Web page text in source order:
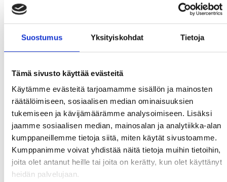
Suostumus Yksityiskohdat Tietoja
Tämä sivusto käyttää evästeitä
Käytämme evästeitä tarjoamamme sisällön ja mainosten
räätälöimiseen, sosiaalisen median ominaisuuksien
tukemiseen ja kävijämäärämme analysoimiseen. Lisäksi
jaamme sosiaalisen median, mainosalan ja analytiikka-alan
kumppaneillemme tietoja siitä, miten käytät sivustoamme.
Kumppanimme voivat yhdistää näitä tietoja muihin tietoihin,
joita olet antanut heille tai joita on kerätty, kun olet käyttänyt
heidän palvelujaan.
HD:tä, joten se on kevyt ja materiaali loistaa
iskunvaimennusominaisuuksillaan - erityisesti
kylmemmissä lämpötiloissa. Kuori on myös
tavanomaisia materiaaleja kulutuskestävämpi
teollisuuteen, rakennusalalle, sähkötöihin,
pelastuskäyttöön, jne.